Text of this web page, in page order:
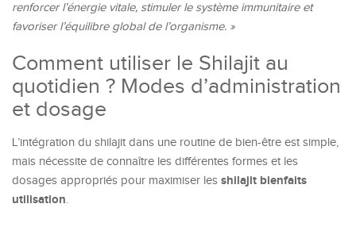
renforcer l’énergie vitale, stimuler le système immunitaire et
favoriser l’équilibre global de l’organisme. »
Comment utiliser le Shilajit au
quotidien ? Modes d’administration
et dosage
L’intégration du shilajit dans une routine de bien-être est simple,
mais nécessite de connaître les différentes formes et les
dosages appropriés pour maximiser les shilajit bienfaits
utilisation.